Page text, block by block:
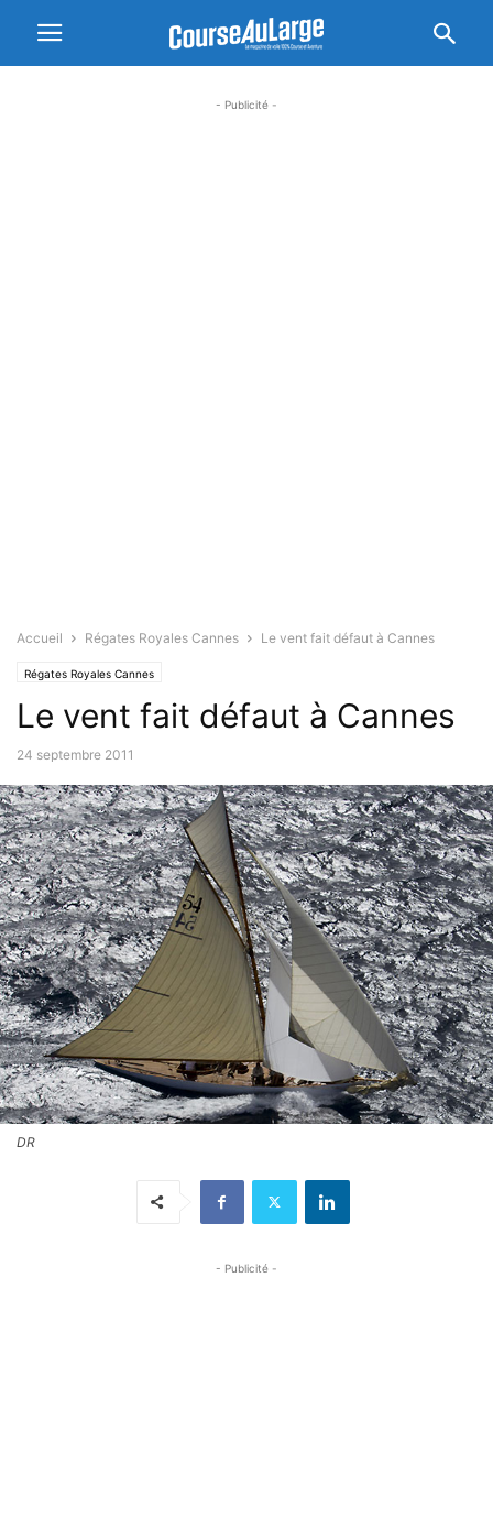
- Publicité -
Accueil Régates Royales Cannes Le vent fait défaut à Cannes
Régates Royales Cannes
Le vent fait défaut à Cannes
24 septembre 2011
DR
- Publicité -